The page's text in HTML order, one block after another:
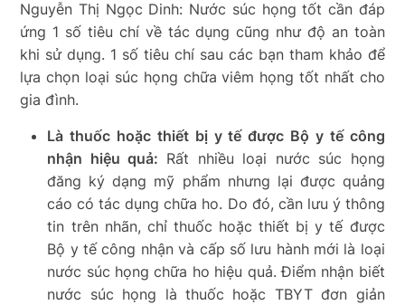
Nguyễn Thị Ngọc Dinh: Nước súc họng tốt cần đáp
ứng 1 số tiêu chí về tác dụng cũng như độ an toàn
khi sử dụng. 1 số tiêu chí sau các bạn tham khảo để
lựa chọn loại súc họng chữa viêm họng tốt nhất cho
gia đình.
Là thuốc hoặc thiết bị y tế được Bộ y tế công
nhận hiệu quả: Rất nhiều loại nước súc họng
đăng ký dạng mỹ phẩm nhưng lại được quảng
cáo có tác dụng chữa ho. Do đó, cần lưu ý thông
tin trên nhãn, chỉ thuốc hoặc thiết bị y tế được
Bộ y tế công nhận và cấp số lưu hành mới là loại
nước súc họng chữa ho hiệu quả. Điểm nhận biết
nước súc họng là thuốc hoặc TBYT đơn giản